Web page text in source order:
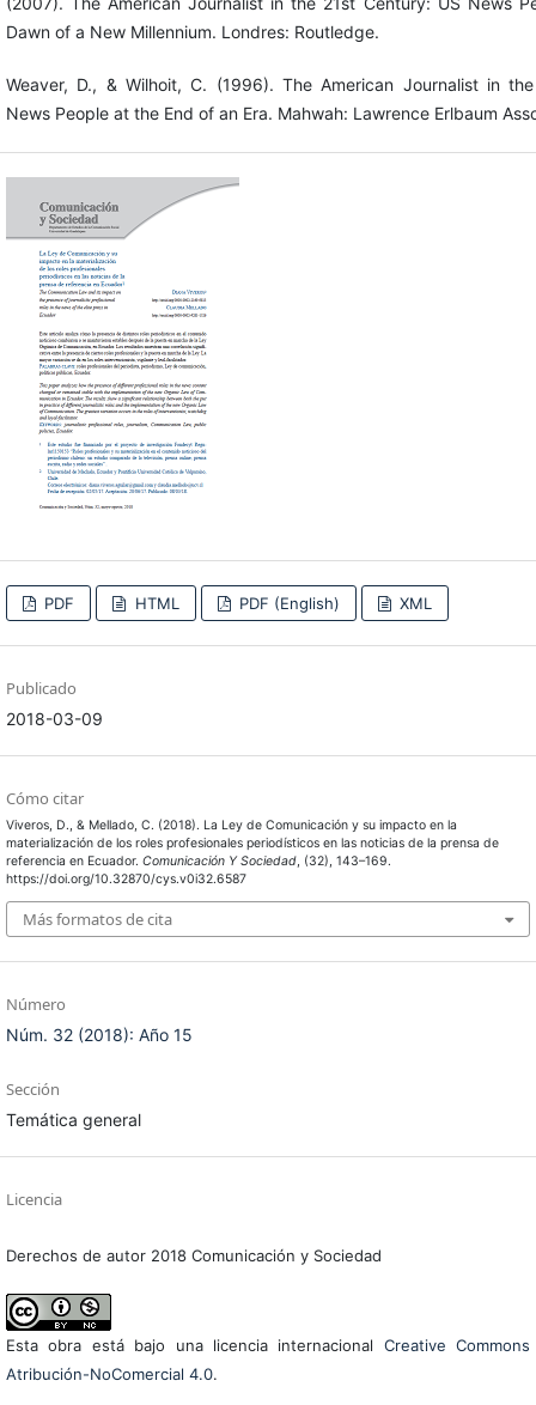
Dawn of a New Millennium. Londres: Routledge.
Weaver, D., & Wilhoit, C. (1996). The American Journalist in
News People at the End of an Era. Mahwah: Lawrence Erlbaum
PDF HTML PDF (English) XML
Publicado
2018-03-09
Cómo citar
Viveros, D., & Mellado, C. (2018). La Ley de Comunicación y su impacto en la
materialización de los roles profesionales periodísticos en las noticias de la prensa de
referencia en Ecuador. Comunicación Y Sociedad, (32), 143–169.
https://doi.org/10.32870/cys.v0i32.6587
Más formatos de cita
Número
Núm. 32 (2018): Año 15
Sección
Temática general
Licencia
Derechos de autor 2018 Comunicación y Sociedad
Esta obra está bajo una licencia internacional Creative Commons
Atribución-NoComercial 4.0.